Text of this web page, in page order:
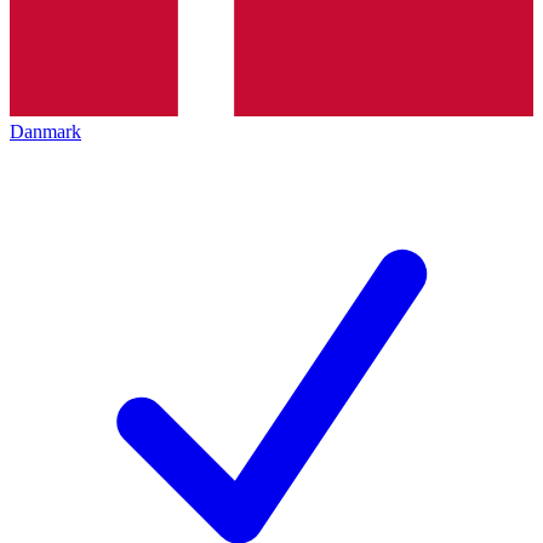
Danmark